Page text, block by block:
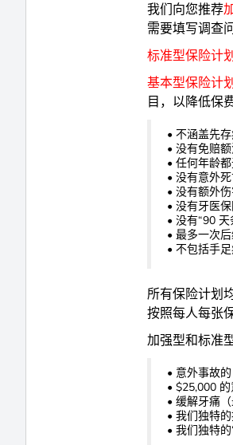
我们向您推荐
需要填写调查
标准型保险计
基本型保险计
目，以降低保费
• 不涵盖先
• 没有免赔
• 任何年龄
• 没有意外
• 没有额外
• 没有牙医
• 没有“90 天
• 最多一次
• 不包括手
所有保险计划
按照每人每张
加强型和标准
• 意外事故
• $25,000
• 缓解牙痛
• 我们独特
• 我们独特